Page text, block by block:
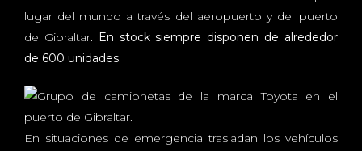
lugar del mundo a través del aeropuerto y del puerto
de Gibraltar. En stock siempre disponen de alrededor
de 600 unidades.
En situaciones de emergencia trasladan los vehículos